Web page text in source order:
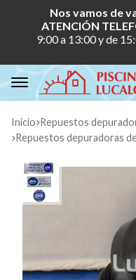
Nos vamos de
ATENCIÓN
9:00 a 13:00 y de
Inicio
repuestos
repuestos depuradoras